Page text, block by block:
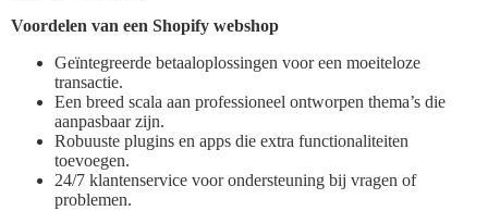
Voordelen van een Shopify webshop
Geïntegreerde betaaloplossingen voor een moeiteloze
transactie.
Een breed scala aan professioneel ontworpen thema’s die
aanpasbaar zijn.
Robuuste plugins en apps die extra functionaliteiten
toevoegen.
24/7 klantenservice voor ondersteuning bij vragen of
problemen.